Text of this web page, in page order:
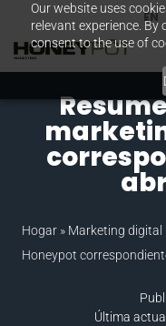
Our website uses
relevant experience. By
consent to the use of
Saltar
contenido
EN
Hogar » Marketing digital
Honeypot
Última